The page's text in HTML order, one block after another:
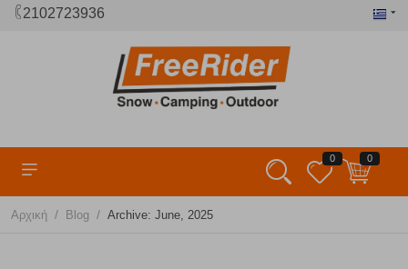
2102723936
0 0
Αρχική / Blog / Archive: June, 2025